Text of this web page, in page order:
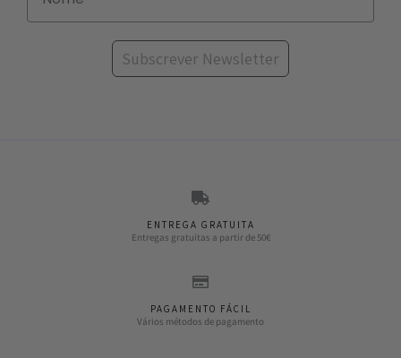
Subscrever Newsletter
ENTREGA GRATUITA
Entregas gratuitas a partir de 50€
PAGAMENTO FÁCIL
Vários métodos de pagamento